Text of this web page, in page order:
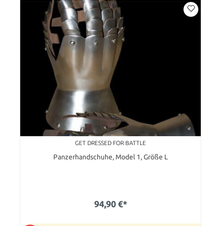
GET DRESSED FOR BATTLE
Panzerhandschuhe, Model 1, Größe L
94,90 €*